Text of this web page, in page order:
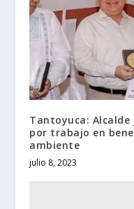
Tantoyuca: Alcalde
por trabajo en
ambiente
julio 8, 2023